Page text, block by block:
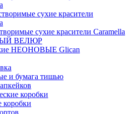
сухие красители
сухие красители Caramella
ВЕЛЮР
НЕОНОВЫЕ Glican
и бумага тишью
коробки
коробки